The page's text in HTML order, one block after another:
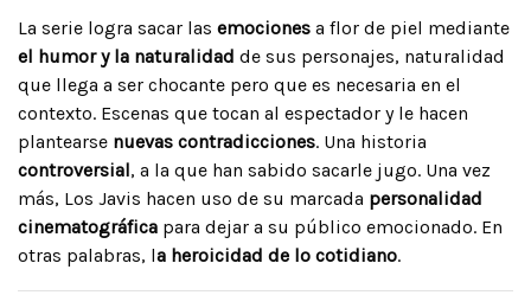
La serie logra sacar las emociones a flor de piel mediante
el humor y la naturalidad de sus personajes, naturalidad
que llega a ser chocante pero que es necesaria en el
contexto. Escenas que tocan al espectador y le hacen
plantearse nuevas contradicciones. Una historia
controversial, a la que han sabido sacarle jugo. Una vez
más, Los Javis hacen uso de su marcada personalidad
cinematográfica para dejar a su público emocionado. En
otras palabras, la heroicidad de lo cotidiano.